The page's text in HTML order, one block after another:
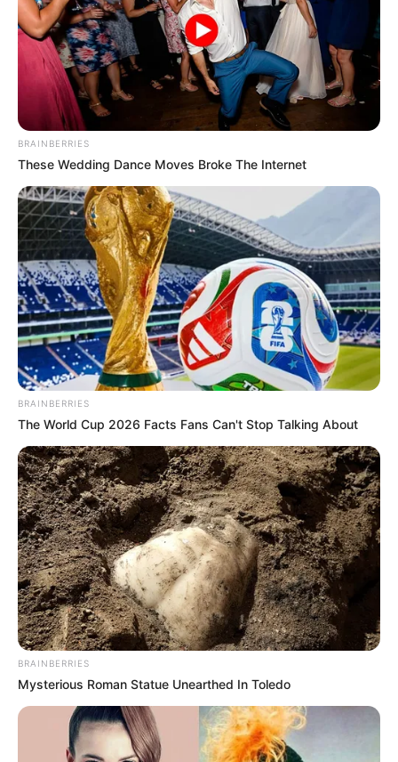
„Amíg van egy utolsó esélyed, van esélyed a
győzelemre is! Mert a statisztika nem számol a
szívvel!” Az operáció után lábadozás vár rá,
kezelőorvosa pedig újabb kemoterápiás kezelést is
előírt számára. A kórházban férje, Schobert
Norbert, valamint három gyermekük, Lara, Norbika
és Zalán várták.
𝐀 𝐜𝐬𝐚𝐥á𝐝𝐣á𝐛ó𝐥 é𝐬 𝐚 𝐡𝐢𝐭é𝐛ő𝐥 𝐦𝐞𝐫í𝐭 𝐞𝐫ő𝐭
Rubint Réka a nehéz időszakban a hitéből, a család
szeretetéből és a sportból hozott kitartásból merít
erőt. Betegágyából Rafael Nadalt idézte, és háláját
fejezte ki családjának, barátainak, valamint az
Onkológiai Intézet dolgozóinak is. Legnagyobb
vágyát így fogalmazta meg: „Csak a Jóisten
segítsen nekem, hogy a legnagyobb álmom meg
tudjon valósulni: hogy lássam a kis unokáimat.”
𝐕𝐢𝐝𝐞ó𝐛𝐚𝐧 𝐣𝐞𝐥𝐞𝐧𝐭𝐤𝐞𝐳𝐞𝐭𝐭 𝐚 𝐦ű𝐭é𝐭 𝐮𝐭á𝐧
BRAINBERRIES
These Wedding Dance Moves Broke The Internet
BRAINBERRIES
The World Cup 2026 Facts Fans Can't Stop Talking About
BRAINBERRIES
Mysterious Roman Statue Unearthed In Toledo